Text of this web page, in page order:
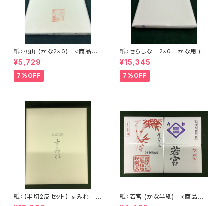
紙：桃山 (かな2×6) <商品番
号1646>
¥5,729
7%OFF
紙：さらしな 2×6 かな用 (6
0×180cm) 一反50枚入 <商
品番号1962>
¥15,345
7%OFF
紙：【半切2反セット】 すみれ
(かな向き) (1反100枚×2) <商
紙：若宮 (かな半紙) <商品番
号1211>